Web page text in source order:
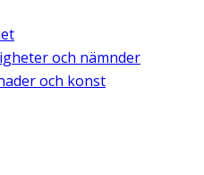
och nämnder
och konst